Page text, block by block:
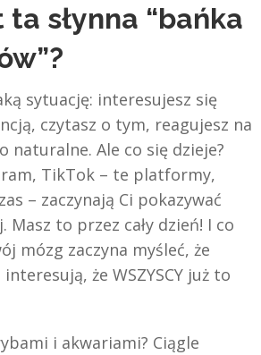
słynna “bańka
sytuację: interesujesz się
czytasz o tym, reagujesz na
naturalne. Ale co się dzieje?
TikTok – te platformy,
– zaczynają Ci pokazywać
Masz to przez cały dzień! I co
mózg zaczyna myśleć, że
interesują, że WSZYSCY już to
i akwariami? Ciągle